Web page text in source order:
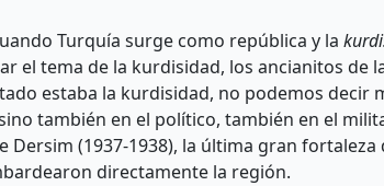
Turquía surge como república y la
el tema de la kurdisidad, los ancianitos de
estaba la kurdisidad, no podemos
también en el político, también en el
Dersim (1937-1938), la última gran
directamente la región.